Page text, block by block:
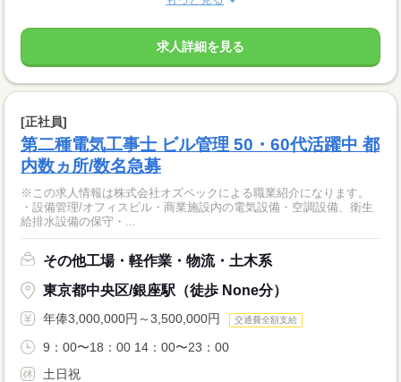
求人詳細を見る
[正社員]
第二種電気工事士 ビル管理 50・60代活躍中 都
内数ヵ所/数名急募
※この求人情報は株式会社オズペックによる職業紹介になります。
・設備管理/オフィスビル・商業施設内の電気設備・空調設備、衛生
給排水設備の保守・...
その他工場・軽作業・物流・土木系
東京都中央区/銀座駅（徒歩 None分）
年俸3,000,000円～3,500,000円 交通費全額支給
9：00〜18：00 14：00〜23：00
土日祝